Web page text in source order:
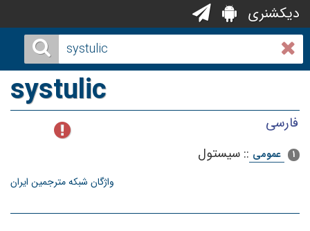
دیکشنری
systulic
فارسی
1 عمومی :: سیستول
واژگان شبکه مترجمین ایران